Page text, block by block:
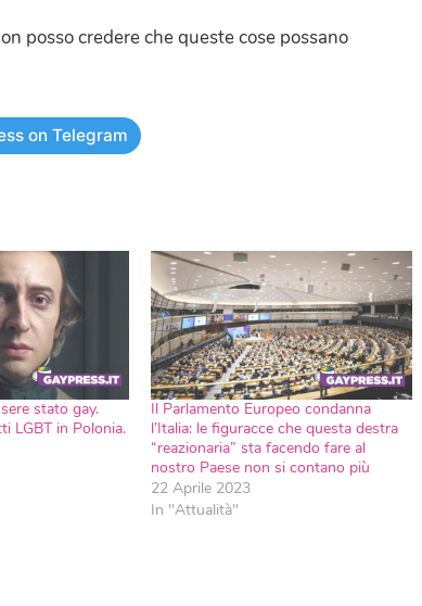
posso credere che queste cose possano
on Telegram
stato gay.
LGBT in Polonia.
Il Parlamento Europeo condanna
l’Italia: le figuracce che questa destra
“reazionaria” sta facendo fare al
nostro Paese non si contano più
22 Aprile 2023
In "Attualità"